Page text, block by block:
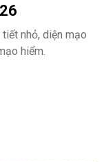
nhỏ, diện mạo
hiểm.